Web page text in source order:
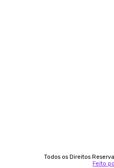
Todos os Direitos
Feito